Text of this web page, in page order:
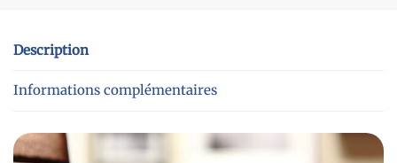
Description
Informations complémentaires